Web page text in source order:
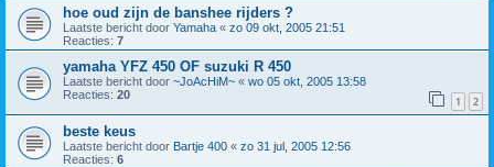
hoe oud zijn de banshee rijders ?
Laatste bericht door Yamaha « zo 09 okt, 2005 21:51
Reacties: 7
yamaha YFZ 450 OF suzuki R 450
Laatste bericht door ~JoAcHiM~ « wo 05 okt, 2005 13:58
Reacties: 20 1 2
beste keus
Laatste bericht door Bartje 400 « zo 31 jul, 2005 12:56
Reacties: 6